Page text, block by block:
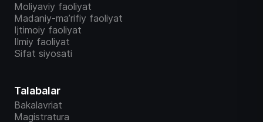
Moliyaviy faoliyat
Madaniy-ma’rifiy faoliyat
Ijtimoiy faoliyat
Ilmiy faoliyat
Sifat siyosati
Talabalar
Bakalavriat
Magistratura